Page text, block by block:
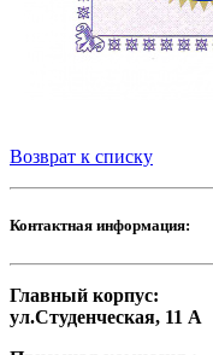
Возврат к списку
Контактная информация:
Главный корпус:
ул.Студенческая, 11 А